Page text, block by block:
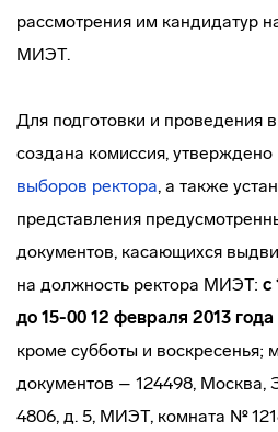
рассмотрения им кандидатур
МИЭТ.
Для подготовки и проведения
создана комиссия, утверждено
выборов ректора, а также
представления
документов, касающихся
на должность ректора МИЭТ: с
до 15-00 12 февраля 2013 года
кроме субботы и воскресенья;
документов – 124498, Москва,
4806, д. 5, МИЭТ, комната №